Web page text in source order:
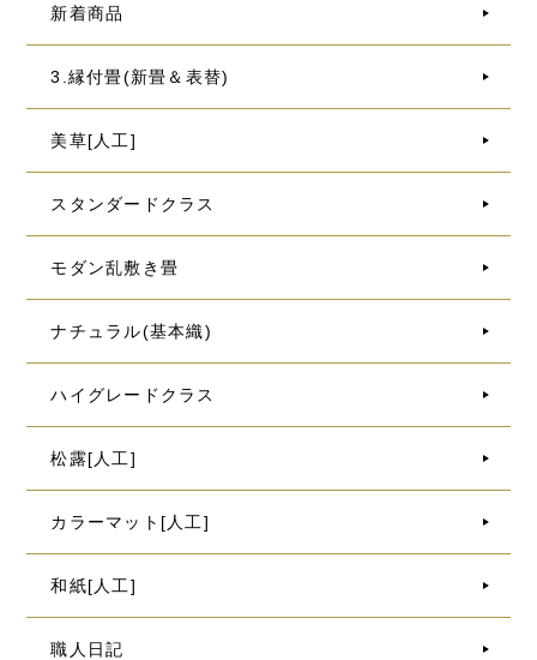
新着商品
3.縁付畳(新畳＆表替)
美草[人工]
スタンダードクラス
モダン乱敷き畳
ナチュラル(基本織)
ハイグレードクラス
松露[人工]
カラーマット[人工]
和紙[人工]
職人日記